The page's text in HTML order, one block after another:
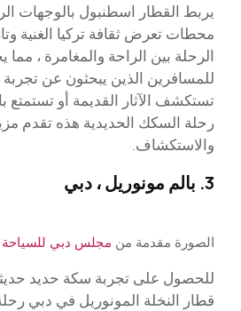
يربط القطار اسطنبول بالوجهات
محطات تعرض ثقافة تركيا الغنية
الرحلة بين الراحة والمغامرة ، مما
للمسافرين الذين يبحثون عن
تستكشف الآثار القديمة أو تستمتع
رحلة السكك الحديدية هذه تقدم
والاستكشاف.
3. بالم مونوريل ، دبي
الصورة مقدمة من مجلس دبي للسياحة
للحصول على تجربة سكة حديد
قطار النخلة المونوريل في دبي